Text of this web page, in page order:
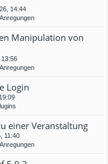
14:44
Manipulation von
Login
einer Veranstaltung
11:40